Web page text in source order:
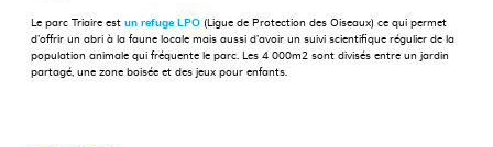
Le parc Triaire estun refuge LPO (Ligue de Protection des Oiseaux) ce qui permet
d’offrir un abri à la faune locale mais aussi d’avoir un suivi scientifique régulier de la
population animale qui fréquente le parc. Les 4 000m2 sont divisés entre un jardin
partagé, une zone boisée et des jeux pour enfants.